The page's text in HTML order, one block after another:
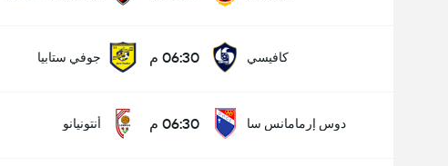
كافيسي 06:30 م جوفي ستابيا
دوس إرمامانس سا 06:30 م أنتونيانو